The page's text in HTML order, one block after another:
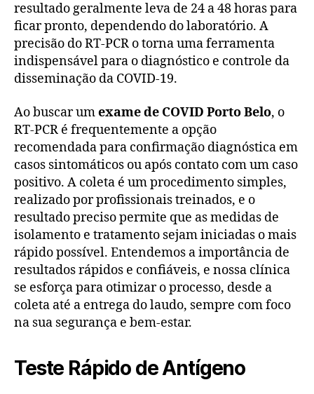
resultado geralmente leva de 24 a 48 horas para
ficar pronto, dependendo do laboratório. A
precisão do RT-PCR o torna uma ferramenta
indispensável para o diagnóstico e controle da
disseminação da COVID-19.
Ao buscar umexame de COVID Porto Belo, o
RT-PCR é frequentemente a opção
recomendada para confirmação diagnóstica em
casos sintomáticos ou após contato com um caso
positivo. A coleta é um procedimento simples,
realizado por profissionais treinados, e o
resultado preciso permite que as medidas de
isolamento e tratamento sejam iniciadas o mais
rápido possível. Entendemos a importância de
resultados rápidos e confiáveis, e nossa clínica
se esforça para otimizar o processo, desde a
coleta até a entrega do laudo, sempre com foco
na sua segurança e bem-estar.
Teste Rápido de Antígeno